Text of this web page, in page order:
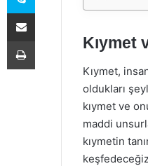
Kıymet
Kıymet,
oldukları
kıymet ve
maddi
kıymetin
E-Posta ile paylaş